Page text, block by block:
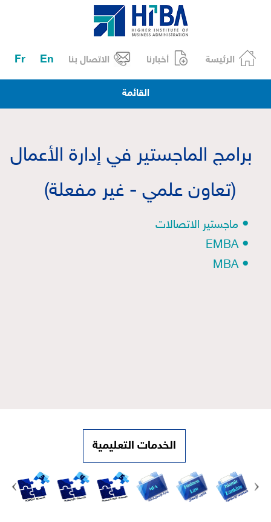
الرئيسة أخبارنا الاتصال بنا En
Fr
القائمة
برامج الماجستير في إدارة الأعمال
(تعاون علمي - غير مفعلة)
• ماجستير الاتصالات
•
EMBA
•
MBA
الخدمات التعليمية